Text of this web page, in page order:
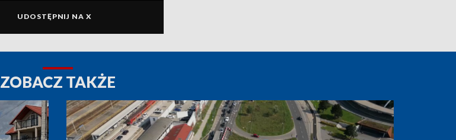
UDOSTĘPNIJ NA X
ZOBACZ TAKŻE